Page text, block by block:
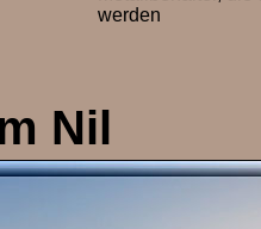
werden
Nil